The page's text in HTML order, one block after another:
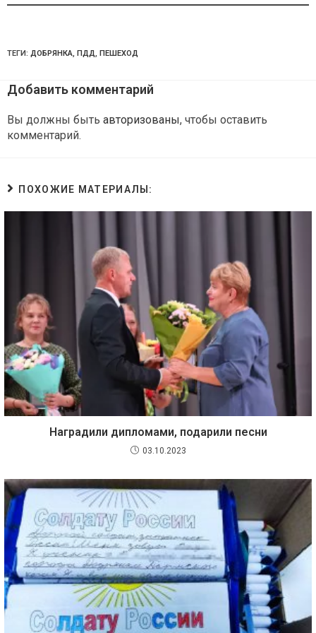
ТЕГИ: ДОБРЯНКА, ПДД, ПЕШЕХОД
Добавить комментарий
Вы должны быть авторизованы, чтобы оставить
комментарий.
ПОХОЖИЕ МАТЕРИАЛЫ:
Наградили дипломами, подарили песни
03.10.2023